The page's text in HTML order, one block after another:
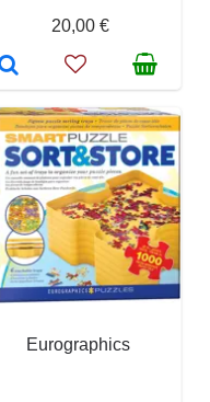
20,00 €
Eurographics